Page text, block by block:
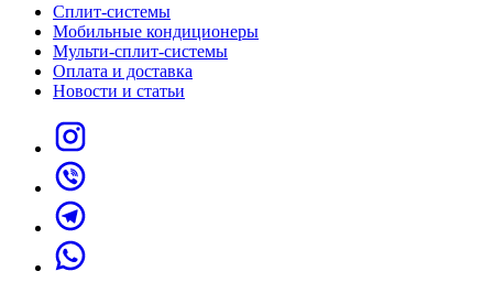
Сплит-системы
Мобильные кондиционеры
Мульти-сплит-системы
Оплата и доставка
Новости и статьи